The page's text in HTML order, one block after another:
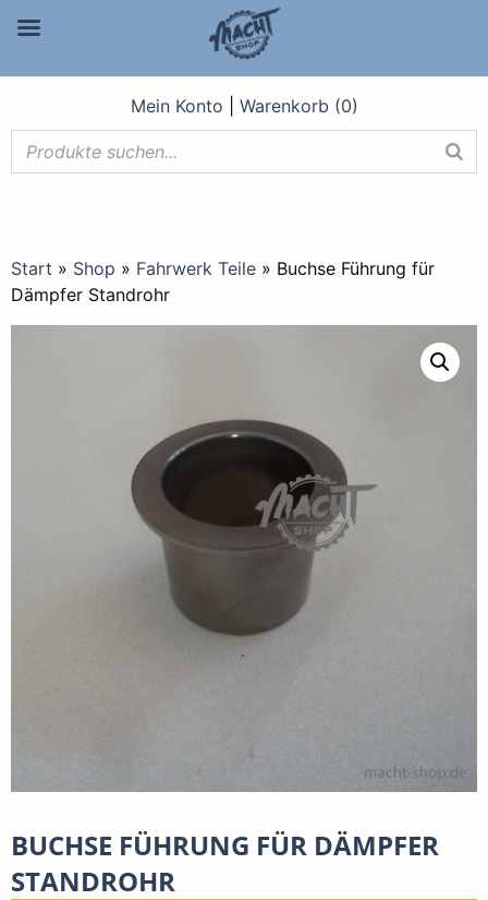
Mein Konto Warenkorb (0)
Start » Shop » Fahrwerk Teile » Buchse Führung für
Dämpfer Standrohr
BUCHSE FÜHRUNG FÜR DÄMPFER
STANDROHR